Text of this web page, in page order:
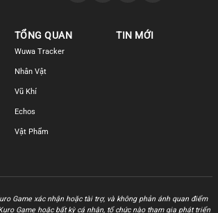
TỔNG QUAN
Wuwa Tracker
Nhân Vật
Vũ Khí
Echos
Vật Phẩm
TIN MỚI
Game xác nhận hoặc tài trợ, và không phản ánh quan điểm
Game hoặc bất kỳ cá nhân, tổ chức nào tham gia phát triển